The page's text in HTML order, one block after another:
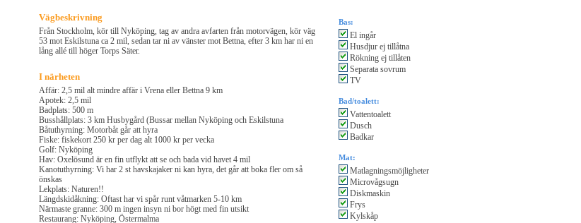
Vägbeskrivning
Från Stockholm, kör till Nyköping, tag av andra avfarten från motorvägen, kör väg
53 mot Eskilstuna ca 2 mil, sedan tar ni av vänster mot Bettna, efter 3 km har ni en
lång allé till höger Torps Säter.
I närheten
Affär: 2,5 mil alt mindre affär i Vrena eller Bettna 9 km
Apotek: 2,5 mil
Badplats: 500 m
Busshållplats: 3 km Husbygård (Bussar mellan Nyköping och Eskilstuna
Båtuthyrning: Motorbåt går att hyra
Fiske: fiskekort 250 kr per dag alt 1000 kr per vecka
Golf: Nyköping
Hav: Oxelösund är en fin utflykt att se och bada vid havet 4 mil
Kanotuthyrning: Vi har 2 st havskajaker ni kan hyra, det går att boka fler om så
önskas
Lekplats: Naturen!!
Längdskidåkning: Oftast har vi spår runt våtmarken 5-10 km
Närmaste granne: 300 m ingen insyn ni bor högt med fin utsikt
Restaurang: Nyköping, Östermalma
Bas:
El ingår
Husdjur ej tillåtna
Rökning ej tillåten
Separata sovrum
TV
Bad/toalett:
Vattentoalett
Dusch
Badkar
Mat:
Matlagningsmöjligheter
Microvågsugn
Diskmaskin
Frys
Kylskåp